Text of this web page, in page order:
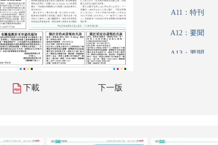
下載 下一版
A11：特刊
A12：要聞
A13：要聞